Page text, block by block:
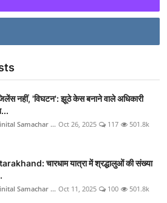
नहीं, 'विघटन': झूठे केस बनाने वाले अधिकारी
Samachar ... Oct 26, 2025 117 501.8k
चारधाम यात्रा में श्रद्धालुओं की संख्या
Samachar ... Oct 11, 2025 100 501.8k